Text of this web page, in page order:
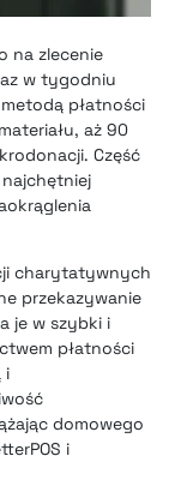
na zlecenie
w tygodniu
płatności
aż 90
Część
charytatywnych
przekazywanie
je w szybki i
płatności
i
domowego
i